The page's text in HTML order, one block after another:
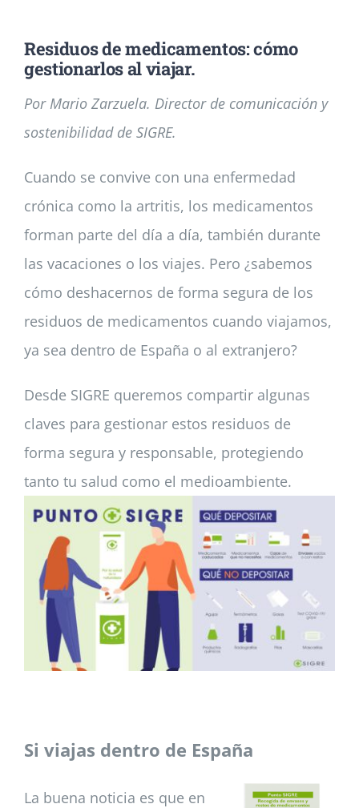
Noticias
Colabora
Residuos de medicamentos: cómo
gestionarlos al viajar.
Por Mario Zarzuela. Director de comunicación y
sostenibilidad de SIGRE.
Cuando se convive con una enfermedad
crónica como la artritis, los medicamentos
forman parte del día a día, también durante
las vacaciones o los viajes. Pero ¿sabemos
cómo deshacernos de forma segura de los
residuos de medicamentos cuando viajamos,
ya sea dentro de España o al extranjero?
Desde SIGRE queremos compartir algunas
claves para gestionar estos residuos de
forma segura y responsable, protegiendo
tanto tu salud como el medioambiente.
Si viajas dentro de España
La buena noticia es que en